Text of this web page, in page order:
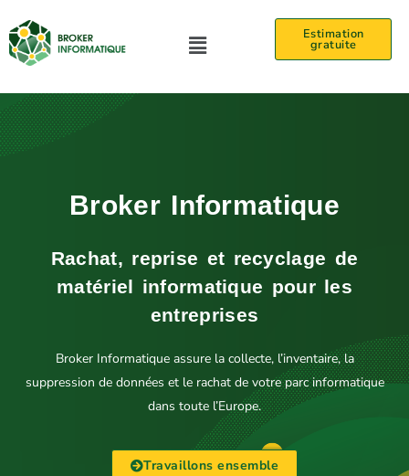
au
contenu
Menu Estimation
gratuite
Broker Informatique
Rachat, reprise et recyclage de
matériel informatique pour les
entreprises
Broker Informatique assure la collecte, l’inventaire, la
suppression de données et le rachat de votre parc informatique
dans toute l’Europe.
Travaillons ensemble